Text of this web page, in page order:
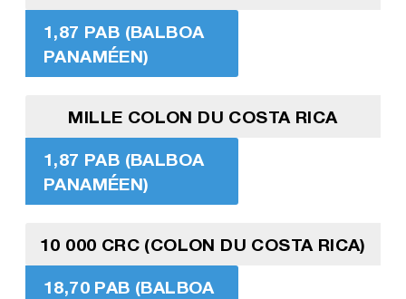
1,87 PAB (BALBOA
PANAMÉEN)
MILLE COLON DU COSTA RICA
1,87 PAB (BALBOA
PANAMÉEN)
10 000 CRC (COLON DU COSTA RICA)
18,70 PAB (BALBOA